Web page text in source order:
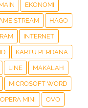
EKONOMI
STREAM HAGO
INTERNET
KARTU PERDANA
LINE MAKALAH
MICROSOFT WORD
OPERA MINI OVO